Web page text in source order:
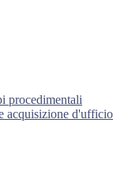
procedimentali
acquisizione d'ufficio